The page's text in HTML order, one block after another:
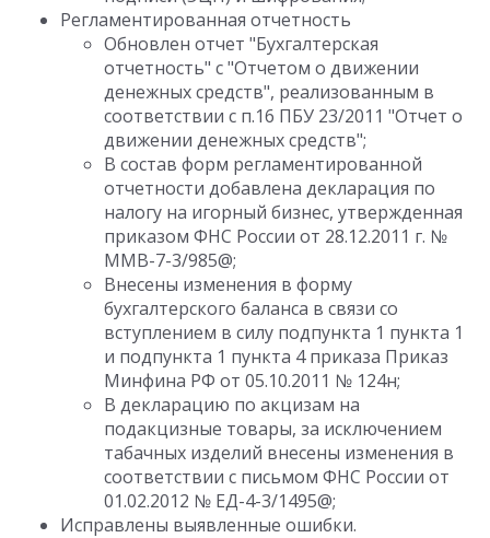
Регламентированная отчетность
Обновлен отчет "Бухгалтерская
отчетность" с "Отчетом о движении
денежных средств", реализованным в
соответствии с п.16 ПБУ 23/2011 "Отчет о
движении денежных средств";
В состав форм регламентированной
отчетности добавлена декларация по
налогу на игорный бизнес, утвержденная
приказом ФНС России от 28.12.2011 г. №
ММВ-7-3/985@;
Внесены изменения в форму
бухгалтерского баланса в связи со
вступлением в силу подпункта 1 пункта 1
и подпункта 1 пункта 4 приказа Приказ
Минфина РФ от 05.10.2011 № 124н;
В декларацию по акцизам на
подакцизные товары, за исключением
табачных изделий внесены изменения в
соответствии с письмом ФНС России от
01.02.2012 № ЕД-4-3/1495@;
Исправлены выявленные ошибки.